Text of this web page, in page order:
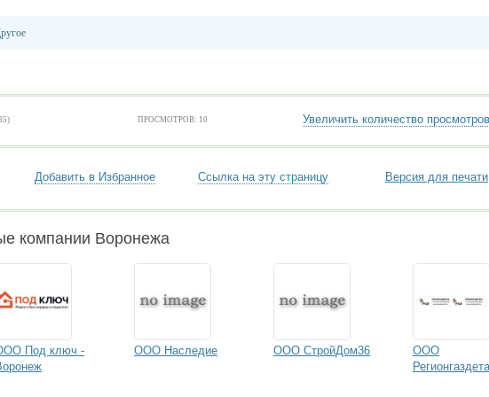
ПРОСМОТРОВ: 10 Увеличить количество просмотров
Добавить в Избранное Ссылка на эту страницу Версия для печати
компании Воронежа
Под ключ -
ООО Наследие ООО СтройДом36
ООО